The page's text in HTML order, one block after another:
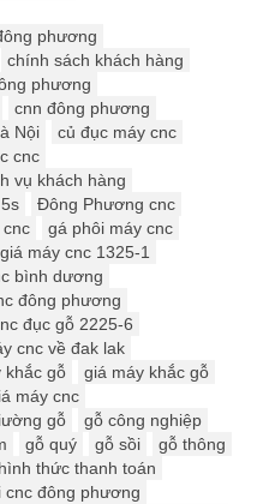
phương
chính sách khách hàng
phương
cnn đông phương
Nội
củ đục máy cnc
cnc
vụ khách hàng
Đông Phương cnc
cnc
gá phôi máy cnc
giá máy cnc 1325-1
bình dương
đông phương
đục gỗ 2225-6
cnc về đak lak
khắc gỗ
giá máy khắc gỗ
máy cnc
gỗ
gỗ công nghiệp
gỗ quý gỗ sồi
gỗ thông
hình thức thanh toán
cnc đông phương